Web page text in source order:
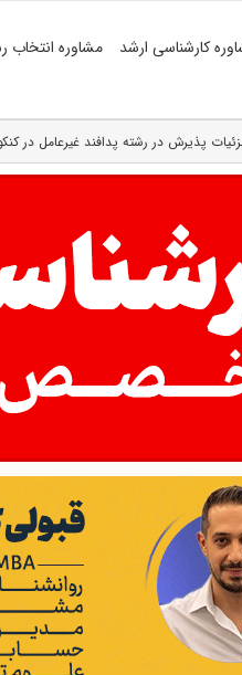
کارشناسی ارشد مشاوره انتخاب
پذیرش در رشته پدافند غیرعامل در کنکور ارشد